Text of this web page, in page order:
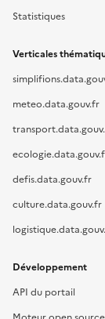
Statistiques
Verticales
meteo.data.gouv.fr
defis.data.gouv.fr
culture.data.gouv.fr
Développement
API du portail